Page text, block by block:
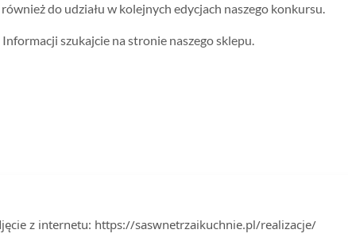
do udziału w kolejnych edycjach naszego konkursu.
Informacji szukajcie na stronie naszego sklepu.
z internetu: https://saswnetrzaikuchnie.pl/realizacje/